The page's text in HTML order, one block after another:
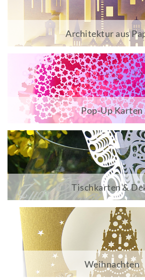
Architektur aus
Pop-Up Karten
Tischkarten &
Weihnachten